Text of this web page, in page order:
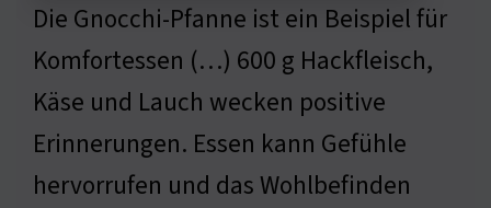
Die Gnocchi-Pfanne ist ein Beispiel für
Komfortessen (…) 600 g Hackfleisch,
Käse und Lauch wecken positive
Erinnerungen. Essen kann Gefühle
hervorrufen und das Wohlbefinden